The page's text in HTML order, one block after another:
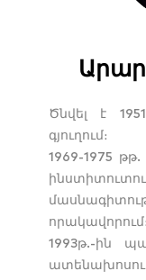
Ծնվել է
գյուղում։
1969-1975
որակավորում։
1993թ.-ին